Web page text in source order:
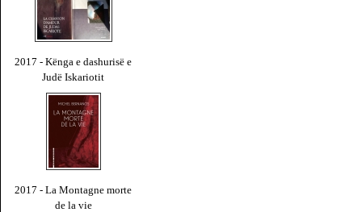
2017 - Kënga e dashurisë e
Judë Iskariotit
2017 - La Montagne morte
de la vie